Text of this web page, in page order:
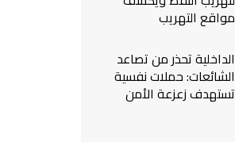
مواقع التهريب
الداخلية تحذر من تصاعد
الشائعات: حملات نفسية
تستهدف زعزعة الأمن